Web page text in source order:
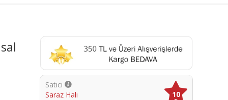
Satıcı
Saraz Halı
10